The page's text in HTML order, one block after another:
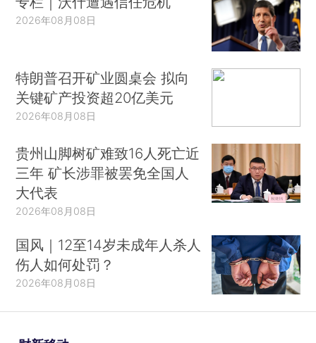
2026年08月08日
特朗普召开矿业圆桌会 拟向
关键矿产投资超20亿美元
2026年08月08日
贵州山脚树矿难致16人死亡近
三年 矿长涉罪被罢免全国人
大代表
2026年08月08日
国风｜12至14岁未成年人杀人
伤人如何处罚？
2026年08月08日